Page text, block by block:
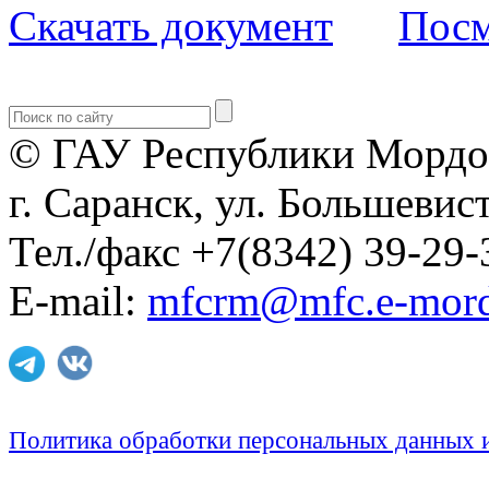
Скачать документ
© ГАУ Республики
г. Саранск, ул.
Тел./факс +7(8342) 39-29-
E-mail: mfcrm@mfc.e-
Политика обработки персональных